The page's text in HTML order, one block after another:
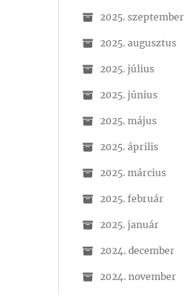
2025. szeptember
2025. augusztus
2025. július
2025. június
2025. május
2025. április
2025. március
2025. február
2025. január
2024. december
2024. november